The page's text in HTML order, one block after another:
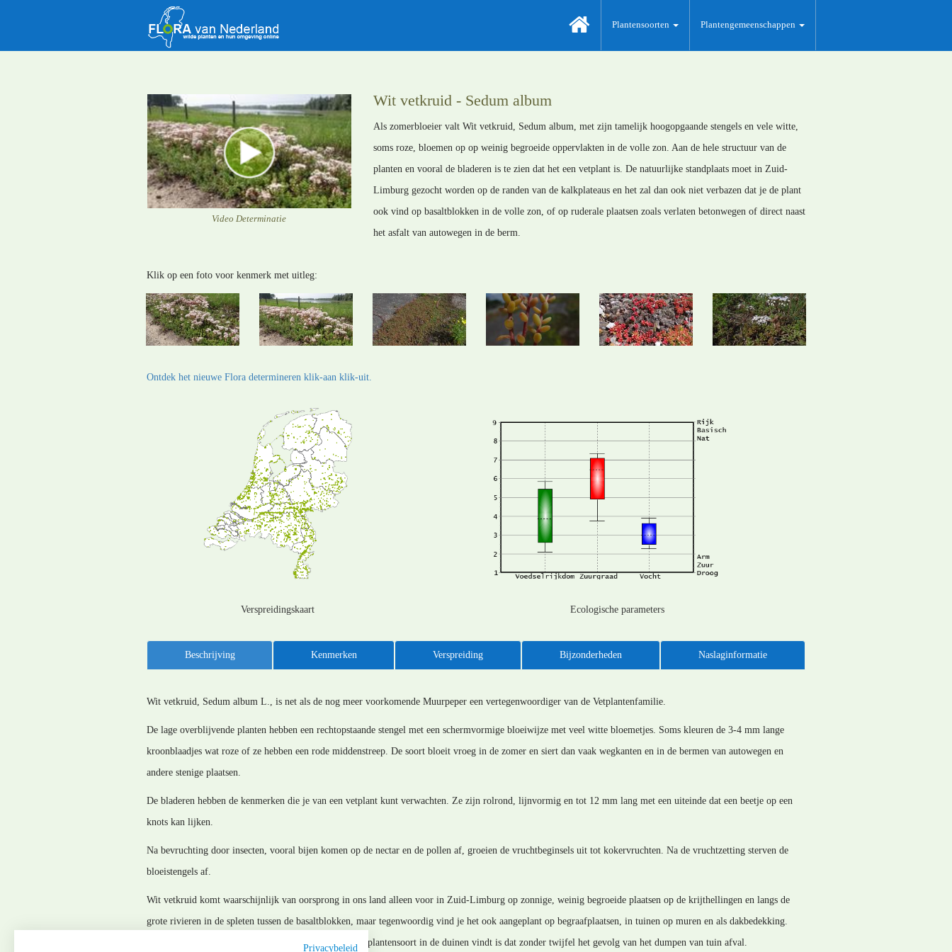
Plantensoorten Plantengemeenschappen
Video Determinatie
Wit vetkruid - Sedum album
Als zomerbloeier valt Wit vetkruid, Sedum album, met zijn tamelijk hoogopgaande stengels en vele witte,
soms roze, bloemen op op weinig begroeide oppervlakten in de volle zon. Aan de hele structuur van de
planten en vooral de bladeren is te zien dat het een vetplant is. De natuurlijke standplaats moet in Zuid-
Limburg gezocht worden op de randen van de kalkplateaus en het zal dan ook niet verbazen dat je de plant
ook vind op basaltblokken in de volle zon, of op ruderale plaatsen zoals verlaten betonwegen of direct naast
het asfalt van autowegen in de berm.
Klik op een foto voor kenmerk met uitleg:
Ontdek het nieuwe Flora determineren klik-aan klik-uit.
Verspreidingskaart Ecologische parameters
Beschrijving Kenmerken Verspreiding Bijzonderheden Naslaginformatie
Wit vetkruid, Sedum album L., is net als de nog meer voorkomende Muurpeper een vertegenwoordiger van de Vetplantenfamilie.
De lage overblijvende planten hebben een rechtopstaande stengel met een schermvormige bloeiwijze met veel witte bloemetjes. Soms kleuren de 3-4 mm lange
kroonblaadjes wat roze of ze hebben een rode middenstreep. De soort bloeit vroeg in de zomer en siert dan vaak wegkanten en in de bermen van autowegen en
andere stenige plaatsen.
De bladeren hebben de kenmerken die je van een vetplant kunt verwachten. Ze zijn rolrond, lijnvormig en tot 12 mm lang met een uiteinde dat een beetje op een
knots kan lijken.
Na bevruchting door insecten, vooral bijen komen op de nectar en de pollen af, groeien de vruchtbeginsels uit tot kokervruchten. Na de vruchtzetting sterven de
bloeistengels af.
Wit vetkruid komt waarschijnlijk van oorsprong in ons land alleen voor in Zuid-Limburg op zonnige, weinig begroeide plaatsen op de krijthellingen en langs de
grote rivieren in de spleten tussen de basaltblokken, maar tegenwoordig vind je het ook aangeplant op begraafplaatsen, in tuinen op muren en als dakbedekking.
Verder op ruderale plekken in de bebouwing. Als je de plantensoort in de duinen vindt is dat zonder twijfel het gevolg van het dumpen van tuin afval.
Privacybeleid